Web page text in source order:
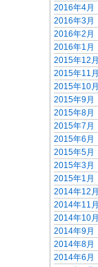
2016年4月
2016年3月
2016年2月
2016年1月
2015年12月
2015年11月
2015年10月
2015年9月
2015年8月
2015年7月
2015年6月
2015年5月
2015年3月
2015年1月
2014年12月
2014年11月
2014年10月
2014年9月
2014年8月
2014年6月